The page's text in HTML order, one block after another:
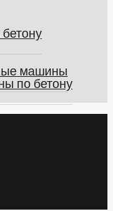
машины
по бетону